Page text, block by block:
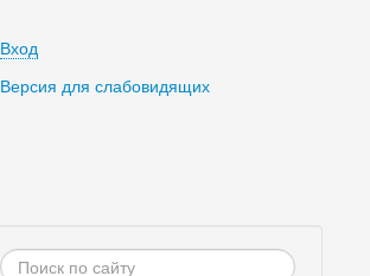
Вход
Версия для слабовидящих